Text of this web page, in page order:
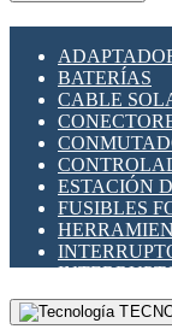
BATERÍAS
CABLE
ESTACIÓN
FUSIBLES
MONTAJE
PORTA